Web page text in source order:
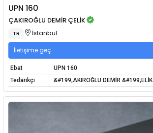
UPN 160
ÇAKIROĞLU DEMİR ÇELİK
TR İstanbul
İletişime geç
Ebat
UPN 160
Tedarikçi
&#199;AKIROĞLU DEMİR &#199;ELİK